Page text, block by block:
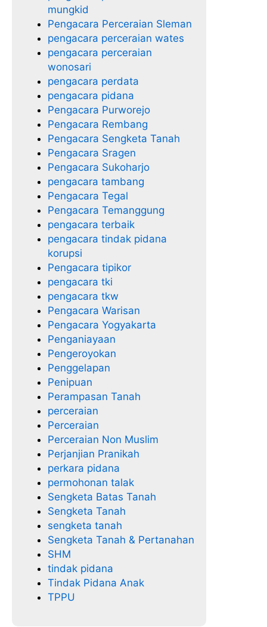
mungkid
Pengacara Perceraian Sleman
pengacara perceraian wates
pengacara perceraian
wonosari
pengacara perdata
pengacara pidana
Pengacara Purworejo
Pengacara Rembang
Pengacara Sengketa Tanah
Pengacara Sragen
Pengacara Sukoharjo
pengacara tambang
Pengacara Tegal
Pengacara Temanggung
pengacara terbaik
pengacara tindak pidana
korupsi
Pengacara tipikor
pengacara tki
pengacara tkw
Pengacara Warisan
Pengacara Yogyakarta
Penganiayaan
Pengeroyokan
Penggelapan
Penipuan
Perampasan Tanah
perceraian
Perceraian
Perceraian Non Muslim
Perjanjian Pranikah
perkara pidana
permohonan talak
Sengketa Batas Tanah
Sengketa Tanah
sengketa tanah
Sengketa Tanah & Pertanahan
SHM
tindak pidana
Tindak Pidana Anak
TPPU